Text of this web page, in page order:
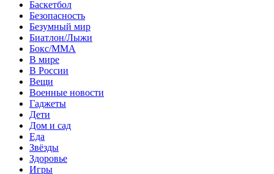
Баскетбол
Безопасность
Безумный мир
Биатлон/Лыжи
Бокс/MMA
В мире
В России
Вещи
Военные новости
Гаджеты
Дети
Дом и сад
Еда
Звёзды
Здоровье
Игры